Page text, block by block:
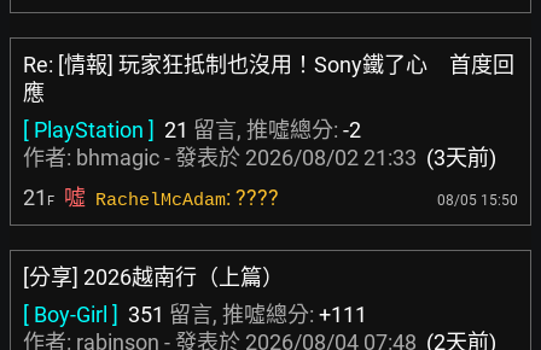
Re: [情報] 玩家狂抵制也沒用！Sony鐵了心 首度回
應
[ PlayStation ] 21 留言, 推噓總分: -2
作者: bhmagic- 發表於 2026/08/02 21:33 (3天前)
21 F 噓 RachelMcAdam: ???? 08/05 15:50
[分享] 2026越南行（上篇）
[ Boy-Girl ] 351 留言, 推噓總分: +111
作者: rabinson - 發表於 2026/08/04 07:48 (2天前)